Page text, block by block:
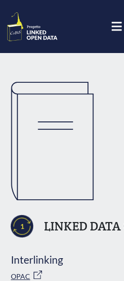
1 LINKED DATA
Interlinking
OPAC